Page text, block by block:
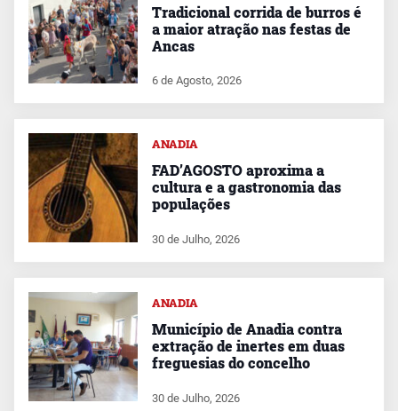
Tradicional corrida de burros é
a maior atração nas festas de
Ancas
6 de Agosto, 2026
ANADIA
FAD’AGOSTO aproxima a
cultura e a gastronomia das
populações
30 de Julho, 2026
ANADIA
Município de Anadia contra
extração de inertes em duas
freguesias do concelho
30 de Julho, 2026